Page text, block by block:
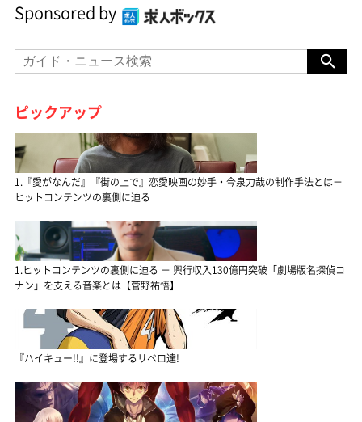
Sponsored by
ピックアップ
1.『愛がなんだ』『街の上で』恋愛映画の妙手・今泉力哉の制作手法とは－
ヒットコンテンツの裏側に迫る
1.ヒットコンテンツの裏側に迫る － 興行収入130億円突破「劇場版名探偵コ
ナン」を支える音楽とは【菅野祐悟】
『ハイキュー!!』に登場するリベロ達!